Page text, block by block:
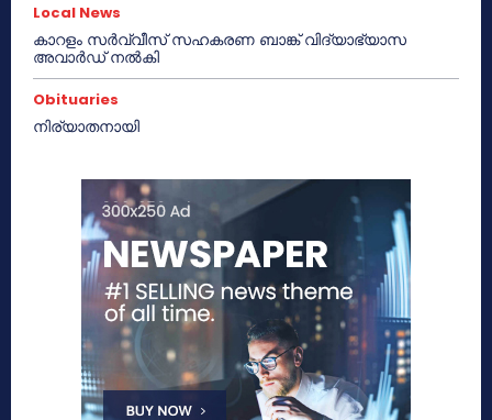
Local News
കാറളം സർവ്വീസ് സഹകരണ ബാങ്ക് വിദ്യാഭ്യാസ
അവാർഡ് നൽകി
Obituaries
നിര്യാതനായി